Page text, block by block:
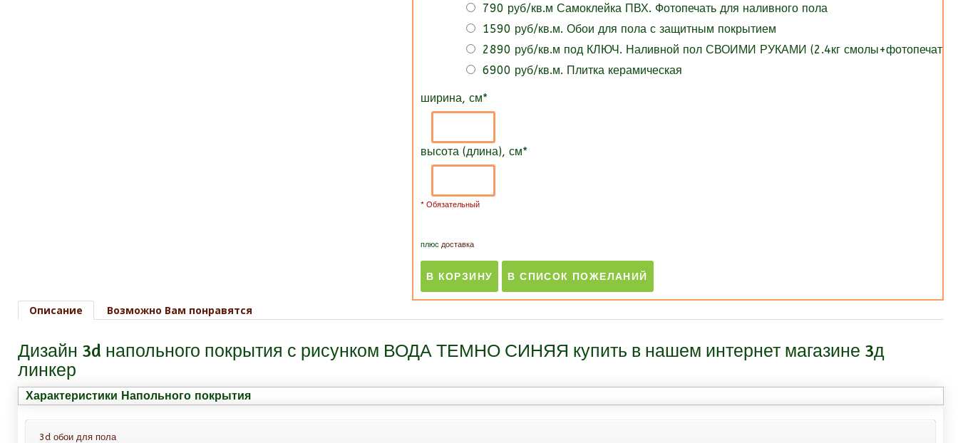
790 руб/кв.м Самоклейка ПВХ. Фотопечать для наливного пола
1590 руб/кв.м. Обои для пола с защитным покрытием
2890 руб/кв.м под КЛЮЧ. Наливной пол СВОИМИ РУКАМИ (2.4кг смолы+фотопечать)
6900 руб/кв.м. Плитка керамическая
ширина, см*
высота (длина), см*
* Обязательный
плюс доставка
Описание Возможно Вам понравятся
Дизайн 3d напольного покрытия с рисунком ВОДА ТЕМНО СИНЯЯ купить в нашем интернет магазине 3д
линкер
Характеристики Напольного покрытия
3d обои для пола